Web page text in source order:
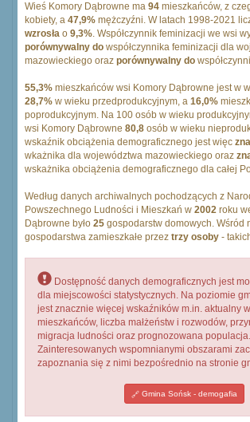
Wieś Komory Dąbrowne ma 94 mieszkańców, z
kobiety, a 47,9% mężczyźni. W latach 1998-2021
wzrosła o 9,3%. Współczynnik feminizacji we wsi
porównywalny do współczynnika feminizacji dla
mazowieckiego oraz porównywalny do
55,3% mieszkańców wsi Komory Dąbrowne jest w
28,7% w wieku przedprodukcyjnym, a 16,0%
poprodukcyjnym. Na 100 osób w wieku
wsi Komory Dąbrowne 80,8 osób w wieku
wskaźnik obciążenia demograficznego jest więc
wkażnika dla województwa mazowieckiego oraz
wskażnika obciążenia demograficznego dla całej
Według danych archiwalnych pochodzących z
Powszechnego Ludności i Mieszkań w 2002 roku
Dąbrowne było 25 gospodarstw domowych. Wśród
gospodarstwa zamieszkałe przez trzy osoby -
Dostępność danych demograficznych jest
dla miejscowości statystycznych. Na poziomie
jest znacznie więcej wskaźników m.in. aktualny
mieszkańców, liczba małżeństw i rozwodów,
migracja ludności oraz prognozowana populacja.
Zainteresowanych wspomnianymi obszarami
zapoznania się z nimi bezpośrednio na stronie
Gmina Sońsk - demogafia